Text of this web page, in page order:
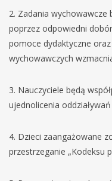
2. Zadania wychowawcze
poprzez odpowiedni
pomoce dydaktyczne
wychowawczych
3. Nauczyciele będą
ujednolicenia
4. Dzieci zaangażowane
przestrzeganie „Kodeksu